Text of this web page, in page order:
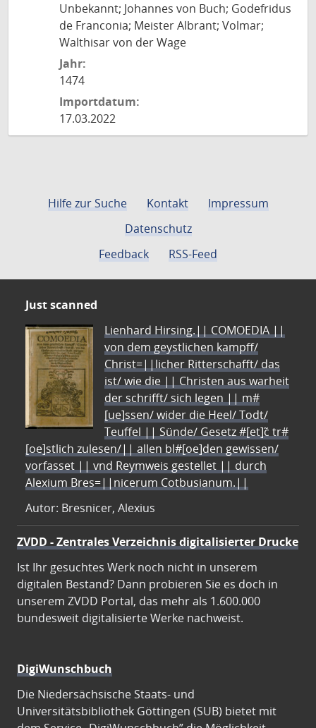
Unbekannt; Johannes von Buch; Godefridus
de Franconia; Meister Albrant; Volmar;
Walthisar von der Wage
Jahr:
1474
Importdatum:
17.03.2022
Hilfe zur Suche Kontakt
Impressum
Datenschutz
Feedback
RSS-Feed
Just scanned
Lienhard Hirsing.|| COMOEDIA ||
von dem geystlichen kampff/
Christ=||licher Ritterschafft/ das
ist/ wie die || Christen aus warheit
der schrifft/ sich legen || m#
[ue]ssen/ wider die Heel/ Todt/
Teuffel || Sünde/ Gesetz #[et]c̃ tr#
[oe]stlich zulesen/|| allen bl#[oe]den gewissen/
vorfasset || vnd Reymweis gestellet || durch
Alexium Bres=||nicerum Cotbusianum.||
Autor: Bresnicer, Alexius
ZVDD - Zentrales Verzeichnis digitalisierter Drucke
Ist Ihr gesuchtes Werk noch nicht in unserem
digitalen Bestand? Dann probieren Sie es doch in
unserem ZVDD Portal, das mehr als 1.600.000
bundesweit digitalisierte Werke nachweist.
DigiWunschbuch
Die Niedersächsische Staats- und
Universitätsbibliothek Göttingen (SUB) bietet mit